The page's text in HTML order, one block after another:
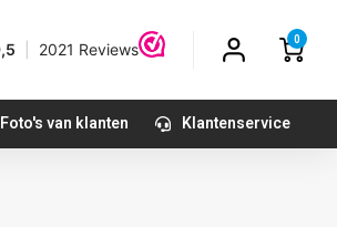
0
Foto's van klanten Klantenservice